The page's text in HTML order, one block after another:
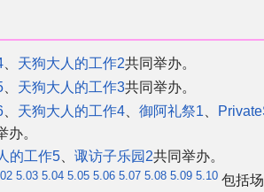
天狗大人的工作2共同举办。
天狗大人的工作3共同举办。
天狗大人的工作4 、御阿礼祭1
办。
的工作5 、诹访子乐园2共同举办。
5.03 5.04 5.05 5.06 5.07 5.08 5.09 5.10 包括场